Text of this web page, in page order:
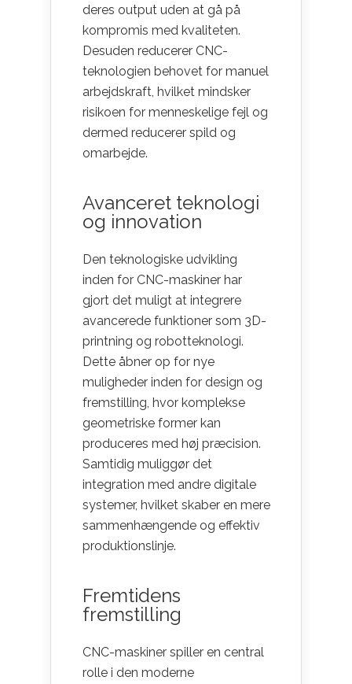
deres output uden at gå på
kompromis med kvaliteten.
Desuden reducerer CNC-
teknologien behovet for manuel
arbejdskraft, hvilket mindsker
risikoen for menneskelige fejl og
dermed reducerer spild og
omarbejde.
Avanceret teknologi
og innovation
Den teknologiske udvikling
inden for CNC-maskiner har
gjort det muligt at integrere
avancerede funktioner som 3D-
printning og robotteknologi.
Dette åbner op for nye
muligheder inden for design og
fremstilling, hvor komplekse
geometriske former kan
produceres med høj præcision.
Samtidig muliggør det
integration med andre digitale
systemer, hvilket skaber en mere
sammenhængende og effektiv
produktionslinje.
Fremtidens
fremstilling
CNC-maskiner spiller en central
rolle i den moderne